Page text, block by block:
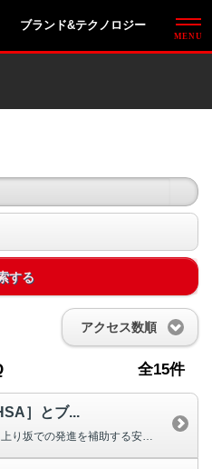
ブランド&テクノロジー
する
アクセス数順
全15件
］とブ...